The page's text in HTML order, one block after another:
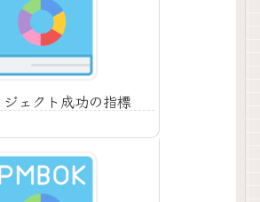
ェクト成功の指標